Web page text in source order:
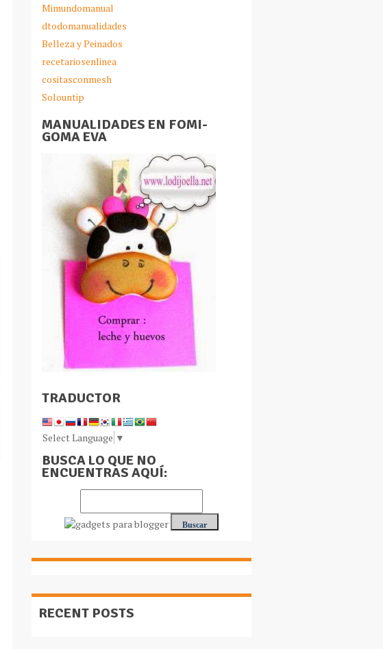
Mimundomanual
dtodomanualidades
Belleza y Peinados
recetariosenlinea
cositasconmesh
Solountip
MANUALIDADES EN FOMI-
GOMA EVA
TRADUCTOR
Select Language ▼
BUSCA LO QUE NO
ENCUENTRAS AQUÍ:
RECENT POSTS